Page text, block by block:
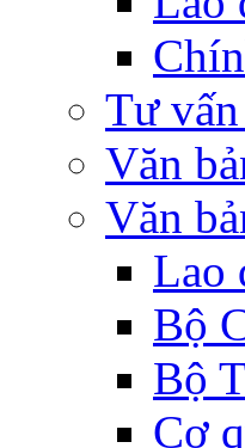
Tư
Văn
Văn
Lao
Bộ
Bộ
Cơ